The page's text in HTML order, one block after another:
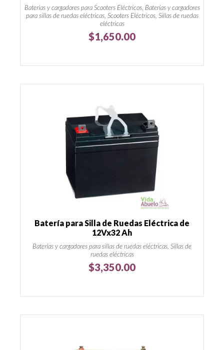
Baterías y cargadores para Scooters Eléctricos, Baterías y cargadores
para sillas de ruedas eléctricas, Scooters Eléctricos, Sillas de ruedas
eléctricas
$1,650.00
Batería para Silla de Ruedas Eléctrica de
12Vx32 Ah
Baterías y cargadores para sillas de ruedas eléctricas, Sillas de
ruedas eléctricas
$3,350.00